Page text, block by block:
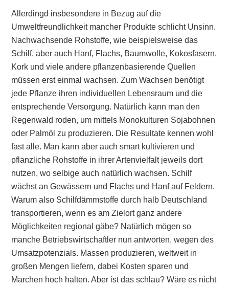
Allerdingd insbesondere in Bezug auf die
Umweltfreundlichkeit mancher Produkte schlicht Unsinn.
Nachwachsende Rohstoffe, wie beispielsweise das
Schilf, aber auch Hanf, Flachs, Baumwolle, Kokosfasern,
Kork und viele andere pflanzenbasierende Quellen
müssen erst einmal wachsen. Zum Wachsen benötigt
jede Pflanze ihren individuellen Lebensraum und die
entsprechende Versorgung. Natürlich kann man den
Regenwald roden, um mittels Monokulturen Sojabohnen
oder Palmöl zu produzieren. Die Resultate kennen wohl
fast alle. Man kann aber auch smart kultivieren und
pflanzliche Rohstoffe in ihrer Artenvielfalt jeweils dort
nutzen, wo selbige auch natürlich wachsen. Schilf
wächst an Gewässern und Flachs und Hanf auf Feldern.
Warum also Schilfdämmstoffe durch halb Deutschland
transportieren, wenn es am Zielort ganz andere
Möglichkeiten regional gäbe? Natürlich mögen so
manche Betriebswirtschaftler nun antworten, wegen des
Umsatzpotenzials. Massen produzieren, weltweit in
großen Mengen liefern, dabei Kosten sparen und
Marchen hoch halten. Aber ist das schlau? Wäre es nicht